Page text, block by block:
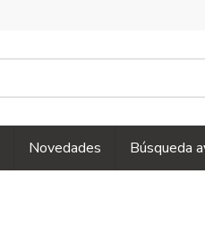
Novedades Búsqueda